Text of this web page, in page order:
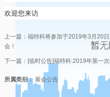
欢迎您来访
上一篇： 福特科将参加于2019年3月20
会！
下一篇： [临时公告]福特科:2019年第一
所属类别： 展会公告